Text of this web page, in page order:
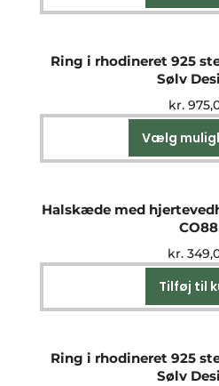
Ring i rhodineret 925
Sølv
kr.
Vælg
Halskæde med
CO88
kr.
Tilføj til
Ring i rhodineret 925
Sølv